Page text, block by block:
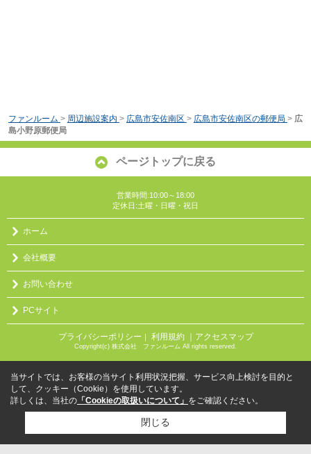
ファンルーム > 周辺施設案内 > 広島市安佐南区 > 広島市安佐南区の郵便局 > 広
島小野原郵便局
ページトップに戻る
営業時間:10:00～18:00
定休日:土曜・日曜・祝日
ホーム
会社概要
お問い合わせ
PCサイト
プライバシーポリシー ｜ 利用規約 ｜アクセスマップ
Copyright(c) 株式会社 ファンルーム All rights reserved.
当サイトでは、お客様の当サイト利用状況把握、サービス向上検討を目的と
して、クッキー（Cookie）を使用しています。
詳しくは、当社の 「Cookieの取扱いについて」 をご確認ください。
閉じる